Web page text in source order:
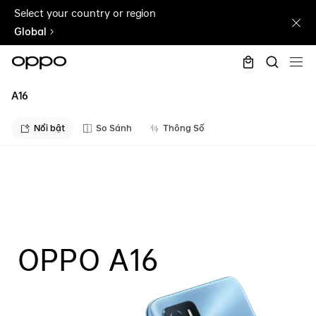
Select your country or region
Global
A16
Nổi bật So Sánh Thông Số
OPPO A16